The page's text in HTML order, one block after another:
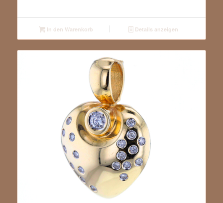
In den Warenkorb Details anzeigen